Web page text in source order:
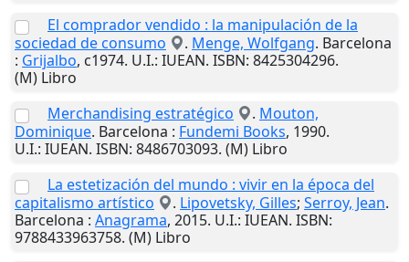
El comprador vendido : la manipulación de la
sociedad de consumo
. Menge, Wolfgang. Barcelona
: Grijalbo, c1974. U.I.: IUEAN. ISBN: 8425304296.
(M) Libro
Merchandising estratégico
. Mouton,
Dominique. Barcelona : Fundemi Books, 1990.
U.I.: IUEAN. ISBN: 8486703093. (M) Libro
La estetización del mundo : vivir en la época del
capitalismo artístico
. Lipovetsky, Gilles; Serroy, Jean.
Barcelona : Anagrama, 2015. U.I.: IUEAN. ISBN:
9788433963758. (M) Libro